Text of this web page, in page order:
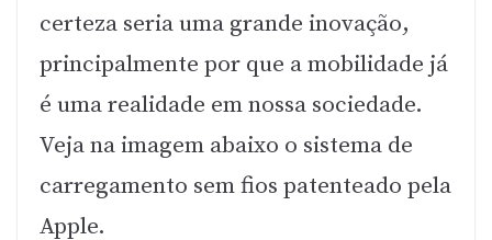
certeza seria uma grande inovação,
principalmente por que a mobilidade já
é uma realidade em nossa sociedade.
Veja na imagem abaixo o sistema de
carregamento sem fios patenteado pela
Apple.